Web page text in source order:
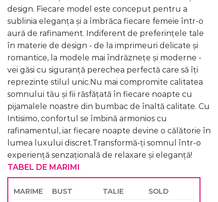
design. Fiecare model este conceput pentru a
sublinia eleganța și a îmbrăca fiecare femeie într-o
aură de rafinament. Indiferent de preferințele tale
în materie de design - de la imprimeuri delicate și
romantice, la modele mai îndrăznețe și moderne -
vei găsi cu siguranță perechea perfectă care să îți
reprezinte stilul unic.Nu mai compromite calitatea
somnului tău și fii răsfățată în fiecare noapte cu
pijamalele noastre din bumbac de înaltă calitate. Cu
Intisimo, confortul se îmbină armonios cu
rafinamentul, iar fiecare noapte devine o călătorie în
lumea luxului discret.Transformă-ți somnul într-o
experiență senzațională de relaxare și eleganță!
TABEL DE MARIMI
MARIME BUST TALIE
SOLD